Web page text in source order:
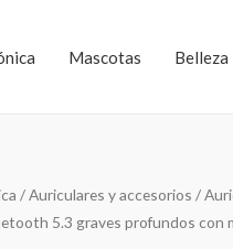
Mascotas Belleza
/Auriculares y accesorios /
5.3 graves profundos con